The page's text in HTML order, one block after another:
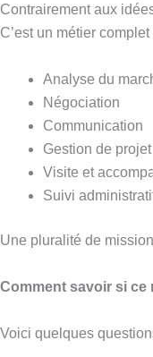
Contrairement aux
C’est un métier
Analyse du
Négociation
Communication
Gestion de projet
Visite et
Suivi
Une pluralité de
Comment savoir si ce
Voici quelques